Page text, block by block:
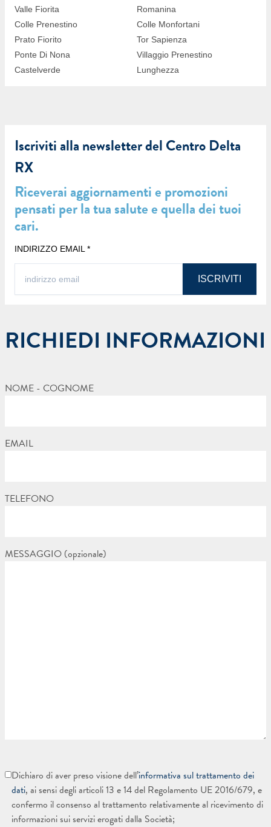
Valle Fiorita
Romanina
Colle Prenestino
Colle Monfortani
Prato Fiorito
Tor Sapienza
Ponte Di Nona
Villaggio Prenestino
Castelverde
Lunghezza
Iscriviti alla newsletter del Centro Delta
RX
Riceverai aggiornamenti e promozioni
pensati per la tua salute e quella dei tuoi
cari.
INDIRIZZO EMAIL *
RICHIEDI INFORMAZIONI
NOME - COGNOME
EMAIL
TELEFONO
MESSAGGIO (opzionale)
Dichiaro di aver preso visione dell’informativa sul trattamento dei
dati, ai sensi degli articoli 13 e 14 del Regolamento UE 2016/679, e
confermo il consenso al trattamento relativamente al ricevimento di
informazioni sui servizi erogati dalla Società;